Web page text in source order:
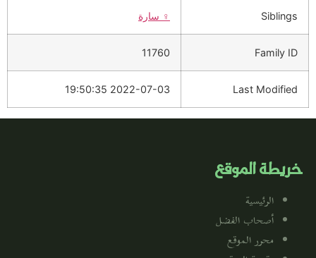
Siblings
♀️ سارة
Family ID
11760
Last Modified
2022-07-03 19:50:35
خريطة الموقع
الرئيسية
أصحاب الفضل
محرر الموقع